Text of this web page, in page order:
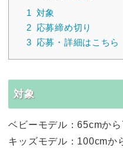
1 対象
2 応募締め切り
3 応募・詳細はこちら
対象
ベビーモデル：65cmか
キッズモデル：100cmか